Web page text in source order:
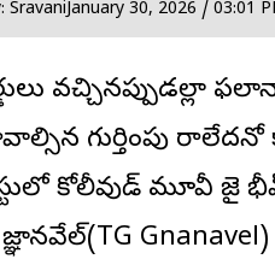
SravaniJanuary 30, 2026 / 03:01
గుర్తింపు
కోలీవుడ్ మూవీ జై